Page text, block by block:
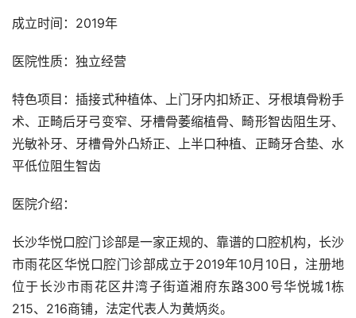
成立时间：2019年
医院性质：独立经营
特色项目：插接式种植体、上门牙内扣矫正、牙根填骨粉手
术、正畸后牙弓变窄、牙槽骨萎缩植骨、畸形智齿阻生牙、
光敏补牙、牙槽骨外凸矫正、上半口种植、正畸牙合垫、水
平低位阻生智齿
医院介绍：
长沙华悦口腔门诊部是一家正规的、靠谱的口腔机构，长沙
市雨花区华悦口腔门诊部成立于2019年10月10日，注册地
位于长沙市雨花区井湾子街道湘府东路300号华悦城1栋
215、216商铺，法定代表人为黄炳炎。